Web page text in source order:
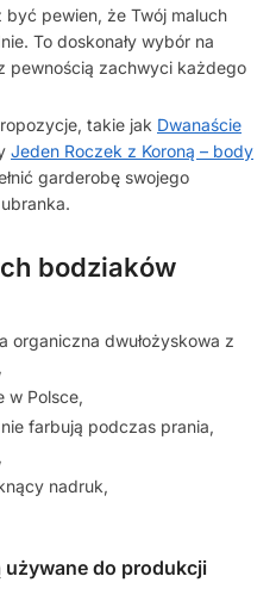
być pewien, że Twój maluch
To doskonały wybór na
pewnością zachwyci każdego
takie jak Dwanaście
Jeden Roczek z Koroną – body
garderobę swojego
bodziaków
organiczna dwułożyskowa z
w Polsce,
farbują podczas prania,
nadruk,
używane do produkcji